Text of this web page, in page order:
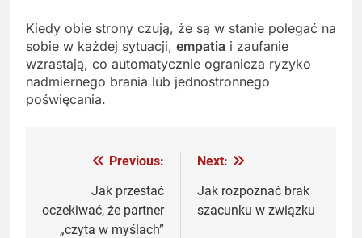
Kiedy obie strony czują, że są w stanie polegać na
sobie w każdej sytuacji, empatia i zaufanie
wzrastają, co automatycznie ogranicza ryzyko
nadmiernego brania lub jednostronnego
poświęcania.
Nawigacja
wpisu
Previous:
Jak przestać
oczekiwać, że partner
„czyta w myślach”
Next:
Jak rozpoznać brak
szacunku w związku